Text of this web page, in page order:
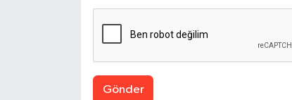
Gönder